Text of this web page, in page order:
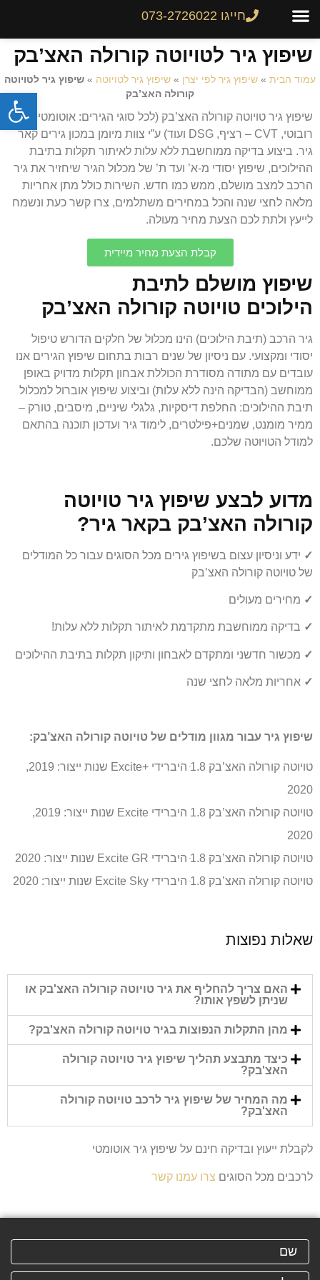
חייגו 073-2726022
שיפוץ גיר לטויוטה קורולה האצ’בק
עמוד הבית » שיפוץ גיר לפי יצרן » שיפוץ גיר לטויוטה » שיפוץ גיר לטויוטה
קורולה האצ’בק
שיפוץ גיר טויוטה קורולה האצ’בק (לכל סוגי הגירים: אוטומטי, ידני,
רובוטי, CVT – רציף, DSG ועוד) ע”י צוות מיומן במכון גירים קאר
גיר. ביצוע בדיקה ממוחשבת ללא עלות לאיתור תקלות בתיבת
ההילוכים, שיפוץ יסודי מ-א’ ועד ת’ של מכלול הגיר שיחזיר את גיר
הרכב למצב מושלם, ממש כמו חדש. השירות כולל מתן אחריות
מלאה לחצי שנה והכל במחירים משתלמים, צרו קשר כעת ונשמח
לייעץ ולתת לכם הצעת מחיר מעולה.
קבלת הצעת מחיר מיידית
שיפוץ מושלם לתיבת
הילוכים טויוטה קורולה האצ’בק
גיר הרכב (תיבת הילוכים) הינו מכלול של חלקים הדורש טיפול
יסודי ומקצועי. עם ניסיון של שנים רבות בתחום שיפוץ הגירים אנו
עובדים עם מתודה מסודרת הכוללת אבחון תקלות מדויק באופן
ממוחשב (הבדיקה הינה ללא עלות) וביצוע שיפוץ אוברול למכלול
תיבת ההילוכים: החלפת דיסקיות, גלגלי שיניים, מיסבים, טורק –
ממיר מומנט, שמנים+פילטרים, לימוד גיר ועדכון תוכנה בהתאם
למודל הטויוטה שלכם.
מדוע לבצע שיפוץ גיר טויוטה
קורולה האצ’בק בקאר גיר?
✓ ידע וניסיון עצום בשיפוץ גירים מכל הסוגים עבור כל המודלים
של טויוטה קורולה האצ’בק
✓ מחירים מעולים
✓ בדיקה ממוחשבת מתקדמת לאיתור תקלות ללא עלות!
✓ מכשור חדשני ומתקדם לאבחון ותיקון תקלות בתיבת ההילוכים
✓ אחריות מלאה לחצי שנה
שיפוץ גיר עבור מגוון מודלים של טויוטה קורולה האצ’בק:
טויוטה קורולה האצ’בק 1ּ.8 היברידי +Excite שנות ייצור: 2019,
2020
טויוטה קורולה האצ’בק 1.8 היברידי Excite שנות ייצור: 2019,
2020
טויוטה קורולה האצ’בק 1ּ.8 היברידי Excite GR שנות ייצור: 2020
טויוטה קורולה האצ’בק 1ּ.8 היברידי Excite Sky שנות ייצור: 2020
שאלות נפוצות
האם צריך להחליף את גיר טויוטה קורולה האצ'בק או
שניתן לשפץ אותו?
מהן התקלות הנפוצות בגיר טויוטה קורולה האצ'בק?
כיצד מתבצע תהליך שיפוץ גיר טויוטה קורולה
האצ'בק?
מה המחיר של שיפוץ גיר לרכב טויוטה קורולה
האצ'בק?
לקבלת ייעוץ ובדיקה חינם על שיפוץ גיר אוטומטי
לרכבים מכל הסוגים צרו עמנו קשר